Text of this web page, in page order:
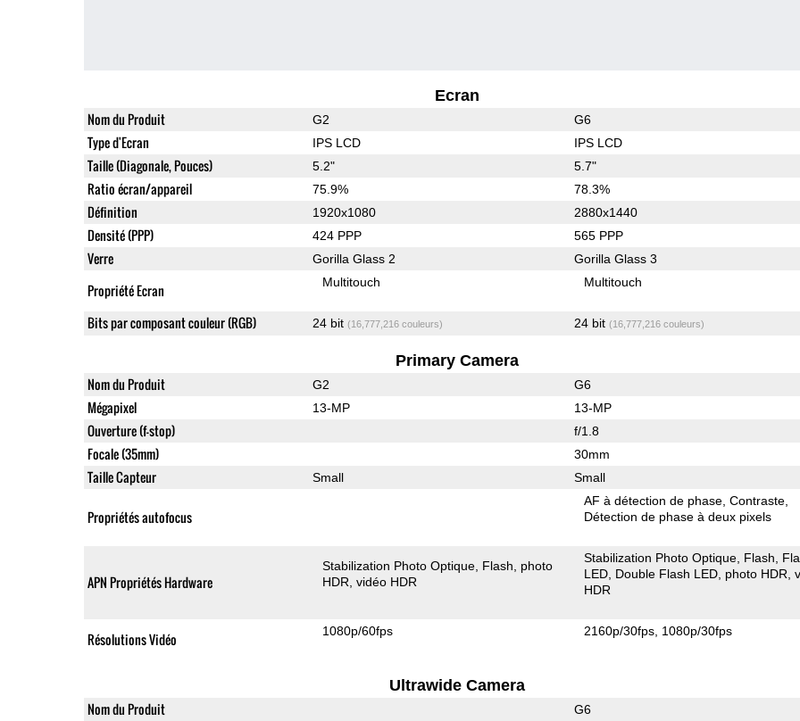
Ecran
Nom du Produit G2 G6
Type d'Ecran IPS LCD IPS LCD
Taille (Diagonale, Pouces) 5.2" 5.7"
Ratio écran/appareil 75.9% 78.3%
Définition 1920x1080 2880x1440
Densité (PPP) 424 PPP 565 PPP
Verre Gorilla Glass 2 Gorilla Glass 3
Propriété Ecran Multitouch Multitouch
Bits par composant couleur (RGB) 24 bit (16,777,216 couleurs) 24 bit (16,777,216 couleurs)
Primary Camera
Nom du Produit G2 G6
Mégapixel 13-MP 13-MP
Ouverture (f-stop) f/1.8
Focale (35mm) 30mm
Taille Capteur Small Small
Propriétés autofocus
AF à détection de phase Contraste
Détection de phase à deux pixels
APN Propriétés Hardware
Stabilization Photo Optique Flash
photo
HDR vidéo HDR
Stabilization Photo Optique Flash
LED Double Flash LED photo HDR
HDR
Résolutions Vidéo 1080p/60fps 2160p/30fps 1080p/30fps
Ultrawide Camera
Nom du Produit G6